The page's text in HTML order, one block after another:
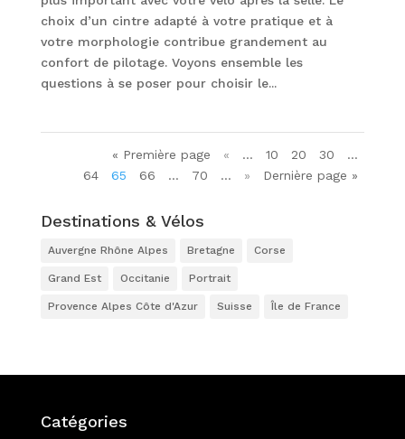
choix d’un cintre adapté à votre pratique et à
votre morphologie contribue grandement au
confort de pilotage. Voyons ensemble les
questions à se poser pour choisir le...
« Première page « … 10 20 30
…
64
65 66 … 70 … » Dernière page »
Destinations & Vélos
Auvergne Rhône Alpes Bretagne Corse
Grand Est Occitanie Portrait
Provence Alpes Côte d'Azur Suisse Île de France
Catégories